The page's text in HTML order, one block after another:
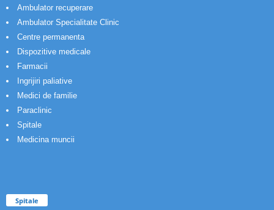
Ambulator recuperare
Ambulator Specialitate Clinic
Centre permanenta
Dispozitive medicale
Farmacii
Ingrijiri paliative
Medici de familie
Paraclinic
Spitale
Medicina muncii
Spitale